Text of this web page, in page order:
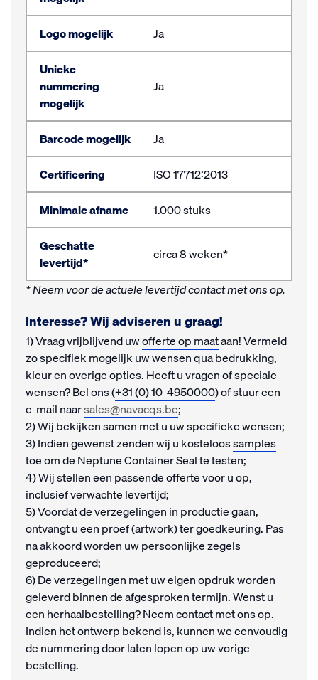
Logo mogelijk
Ja
Unieke
nummering
mogelijk
Ja
Barcode mogelijk
Ja
Certificering
ISO 17712:2013
Minimale afname
1.000 stuks
Geschatte
levertijd*
circa 8 weken*
* Neem voor de actuele levertijd contact met ons op.
Interesse? Wij adviseren u graag!
1) Vraag vrijblijvend uwofferte op maataan! Vermeld
zo specifiek mogelijk uw wensen qua bedrukking,
kleur en overige opties. Heeft u vragen of speciale
wensen? Bel ons (+31 (0) 10-4950000) of stuur een
e-mail naarsales@navacqs.be;
2) Wij bekijken samen met u uw specifieke wensen;
3) Indien gewenst zenden wij u kosteloossamples
toe om de Neptune Container Seal te testen;
4) Wij stellen een passende offerte voor u op,
inclusief verwachte levertijd;
5) Voordat de verzegelingen in productie gaan,
ontvangt u een proef (artwork) ter goedkeuring. Pas
na akkoord worden uw persoonlijke zegels
geproduceerd;
6) De verzegelingen met uw eigen opdruk worden
geleverd binnen de afgesproken termijn. Wenst u
een herhaalbestelling? Neem contact met ons op.
Indien het ontwerp bekend is, kunnen we eenvoudig
de nummering door laten lopen op uw vorige
bestelling.